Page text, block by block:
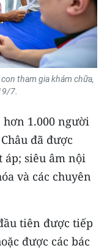
tham gia khám chữa,
7.
hơn 1.000 người
đã được
siêu âm nội
và các chuyên
tiên được tiếp
được các bác